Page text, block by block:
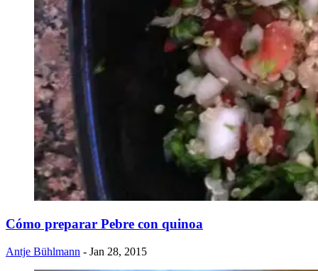
Cómo preparar Pebre con quinoa
Antje Bühlmann - Jan 28, 2015